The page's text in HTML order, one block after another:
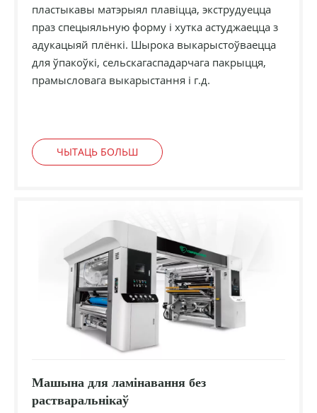
пластыкавы матэрыял плавіцца, экструдуецца
праз спецыяльную форму і хутка астуджаецца з
адукацыяй плёнкі. Шырока выкарыстоўваецца
для ўпакоўкі, сельскагаспадарчага пакрыцця,
прамысловага выкарыстання і г.д.
ЧЫТАЦЬ БОЛЬШ
Машына для ламінавання без
растваральнікаў